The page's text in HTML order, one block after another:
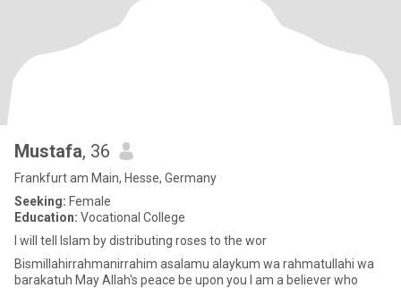
Mustafa, 36
Frankfurt am Main, Hesse, Germany
Seeking: Female
Education: Vocational College
I will tell Islam by distributing roses to the wor
Bismillahirrahmanirrahim asalamu alaykum wa rahmatullahi wa
barakatuh May Allah's peace be upon you I am a believer who